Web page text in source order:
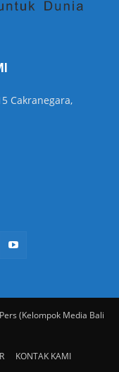
Cakranegara,
(Kelompok Media Bali
KONTAK KAMI